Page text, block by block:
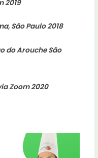
2019
São Paulo 2018
do Arouche São
Zoom 2020